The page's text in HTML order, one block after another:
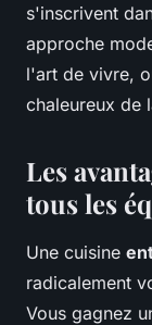
s'inscrivent
approche
l'art de vivre,
chaleureux de
Les
tous les
Une cuisine
radicalement
Vous gagnez